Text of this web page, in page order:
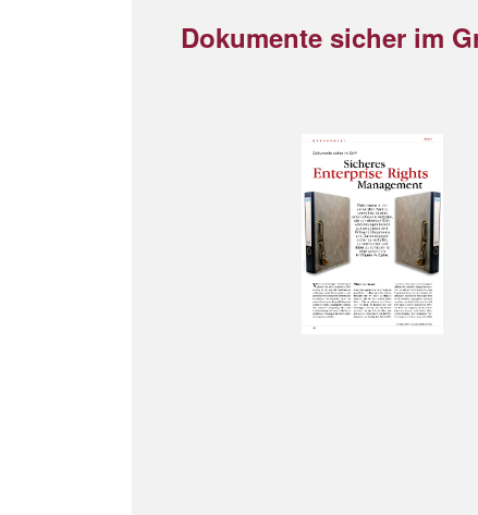
Dokumente sicher im